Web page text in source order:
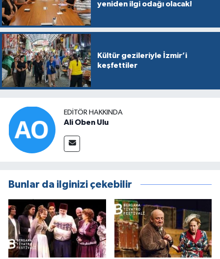
yeniden ilgi odağı olacak!
Kültür gezileriyle İzmir’i
keşfettiler
EDITÖR HAKKINDA
Ali Oben Ulu
Bunlar da ilginizi çekebilir